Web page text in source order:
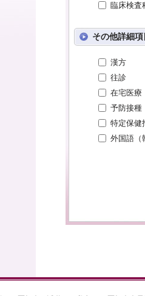
臨床検査
その他詳細項
漢方
往診
在宅医療
予防接種
特定保健
外国語（